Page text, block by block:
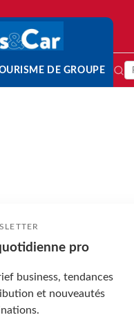
DE GROUPE
pro
business, tendances
et nouveautés